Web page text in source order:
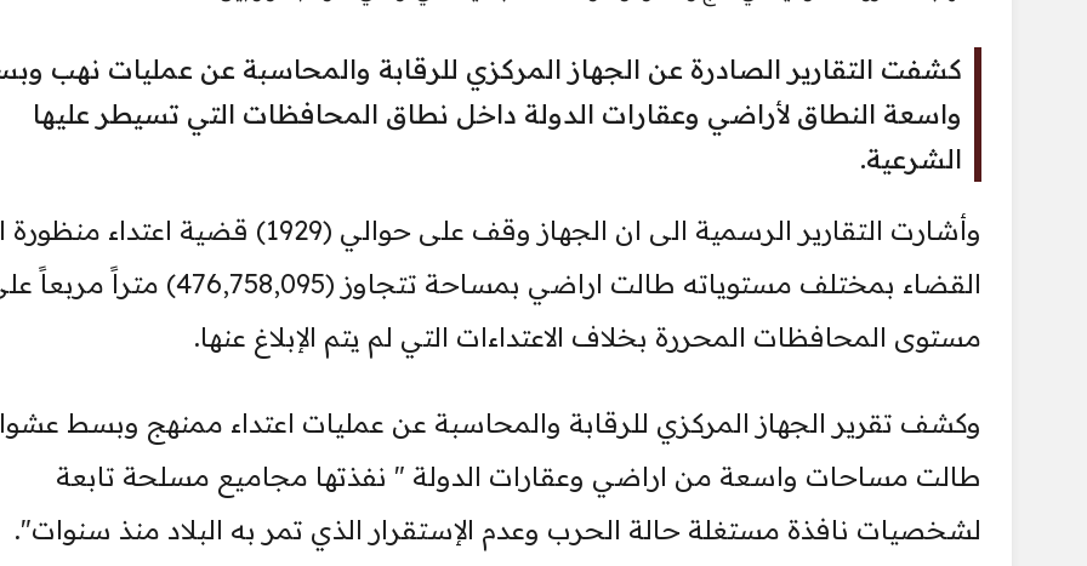
كشفت التقارير الصادرة عن الجهاز المركزي للرقابة والمحاسبة عن عمليات نهب
واسعة النطاق لأراضي وعقارات الدولة داخل نطاق المحافظات التي تسيطر عليها
الشرعية.
وأشارت التقارير الرسمية الى ان الجهاز وقف على حوالي (1929) قضية
القضاء بمختلف مستوياته طالت اراضي بمساحة تتجاوز (476,758,095) متراً
مستوى المحافظات المحررة بخلاف الاعتداءات التي لم يتم الإبلاغ عنها.
وكشف تقرير الجهاز المركزي للرقابة والمحاسبة عن عمليات اعتداء ممنهج وبسط
طالت مساحات واسعة من اراضي وعقارات الدولة " نفذتها مجاميع مسلحة تابعة
لشخصيات نافذة مستغلة حالة الحرب وعدم الإستقرار الذي تمر به البلاد منذ سنوات".